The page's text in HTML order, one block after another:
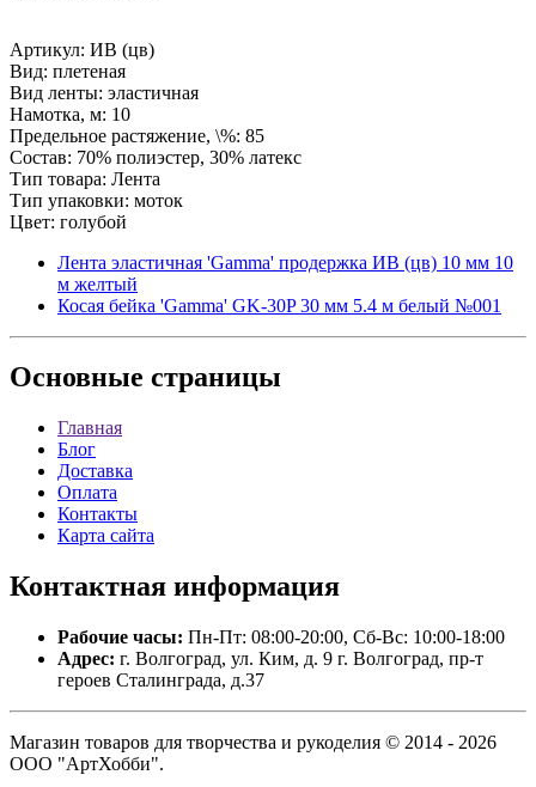
Артикул: ИВ (цв)
Вид: плетеная
Вид ленты: эластичная
Намотка, м: 10
Предельное растяжение, \%: 85
Состав: 70% полиэстер, 30% латекс
Тип товара: Лента
Тип упаковки: моток
Цвет: голубой
Лента эластичная 'Gamma' продержка ИВ (цв) 10 мм 10
м желтый
Косая бейка 'Gamma' GK-30P 30 мм 5.4 м белый №001
Основные страницы
Главная
Блог
Доставка
Оплата
Контакты
Карта сайта
Контактная информация
Рабочие часы: Пн-Пт: 08:00-20:00, Сб-Вс: 10:00-18:00
Адрес: г. Волгоград, ул. Ким, д. 9 г. Волгоград, пр-т
героев Сталинграда, д.37
Магазин товаров для творчества и рукоделия © 2014 - 2026
ООО "АртХобби".